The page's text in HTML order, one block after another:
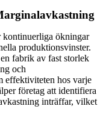
ökningar
produktionsvinster.
fabrik av fast storlek
och
effektiviteten hos varje
företag att identifiera
inträffar, vilket